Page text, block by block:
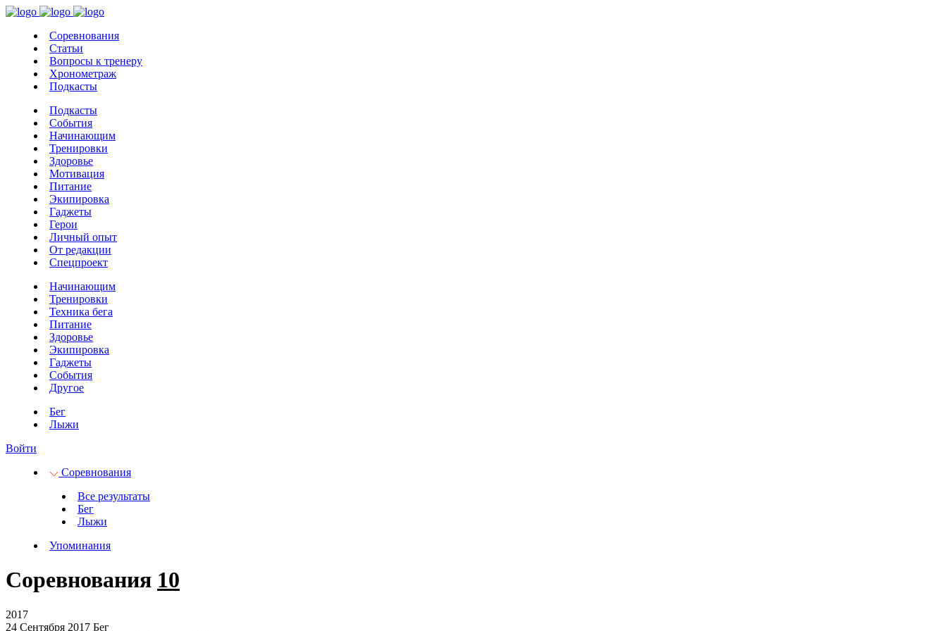
Соревнования
Статьи
Вопросы к тренеру
Хронометраж
Подкасты
Подкасты
События
Начинающим
Тренировки
Здоровье
Мотивация
Питание
Экипировка
Гаджеты
Герои
Личный опыт
От редакции
Спецпроект
Начинающим
Тренировки
Техника бега
Питание
Здоровье
Экипировка
Гаджеты
События
Другое
Бег
Лыжи
Войти
Соревнования
Все результаты
Бег
Лыжи
Упоминания
Соревнования 10
2017
24 Сентября 2017 Бег